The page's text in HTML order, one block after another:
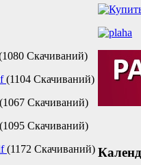
Скачиваний)
(1104 Скачиваний)
(1067 Скачиваний)
(1095 Скачиваний)
(1172 Скачиваний)